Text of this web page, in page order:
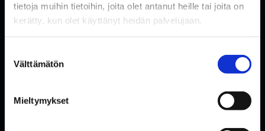
tietoja muihin tietoihin, joita olet antanut heille tai joita on
kerätty, kun olet käyttänyt heidän palvelujaan.
valinta
Välttämätön
Mieltymykset
*
Email